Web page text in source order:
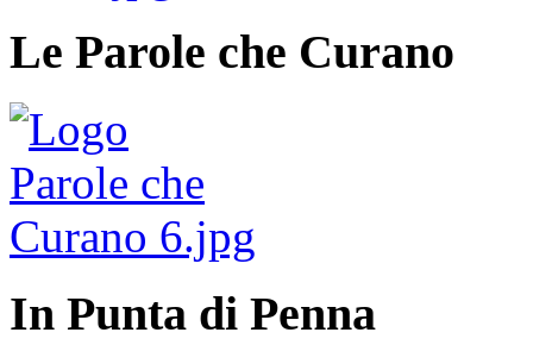
Le Parole che Curano
In Punta di Penna